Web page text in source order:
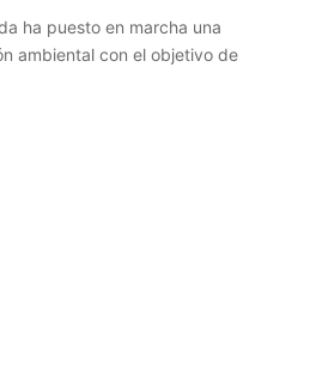
ha puesto en marcha una
ambiental con el objetivo de